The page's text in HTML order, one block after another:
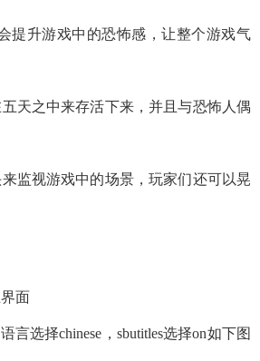
提升游戏中的恐怖感，让整个游戏气
天之中来存活下来，并且与恐怖人偶
监视游戏中的场景，玩家们还可以晃
面
言选择chinese，sbutitles选择on如下图